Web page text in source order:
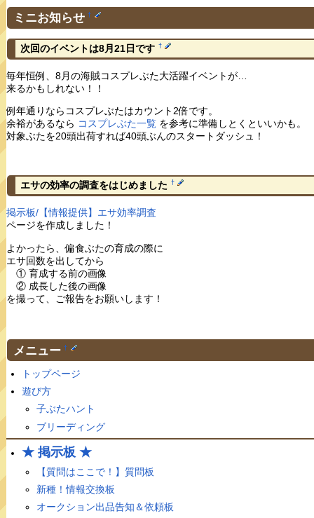
ミニお知らせ †
次回のイベントは8月21日です †
毎年恒例、8月の海賊コスプレぶた大活躍イベントが…
来るかもしれない！！
例年通りならコスプレぶたはカウント2倍です。
余裕があるなら コスプレぶた一覧を参考に準備しとくといいかも。
対象ぶたを20頭出荷すれば40頭ぶんのスタートダッシュ！
エサの効率の調査をはじめました †
掲示板/【情報提供】エサ効率調査
ページを作成しました！
よかったら、偏食ぶたの育成の際に
エサ回数を出してから
① 育成する前の画像
② 成長した後の画像
を撮って、ご報告をお願いします！
メニュー †
トップページ
遊び方
子ぶたハント
ブリーディング
★ 掲示板 ★
【質問はここで！】質問板
新種！情報交換板
オークション出品告知＆依頼板